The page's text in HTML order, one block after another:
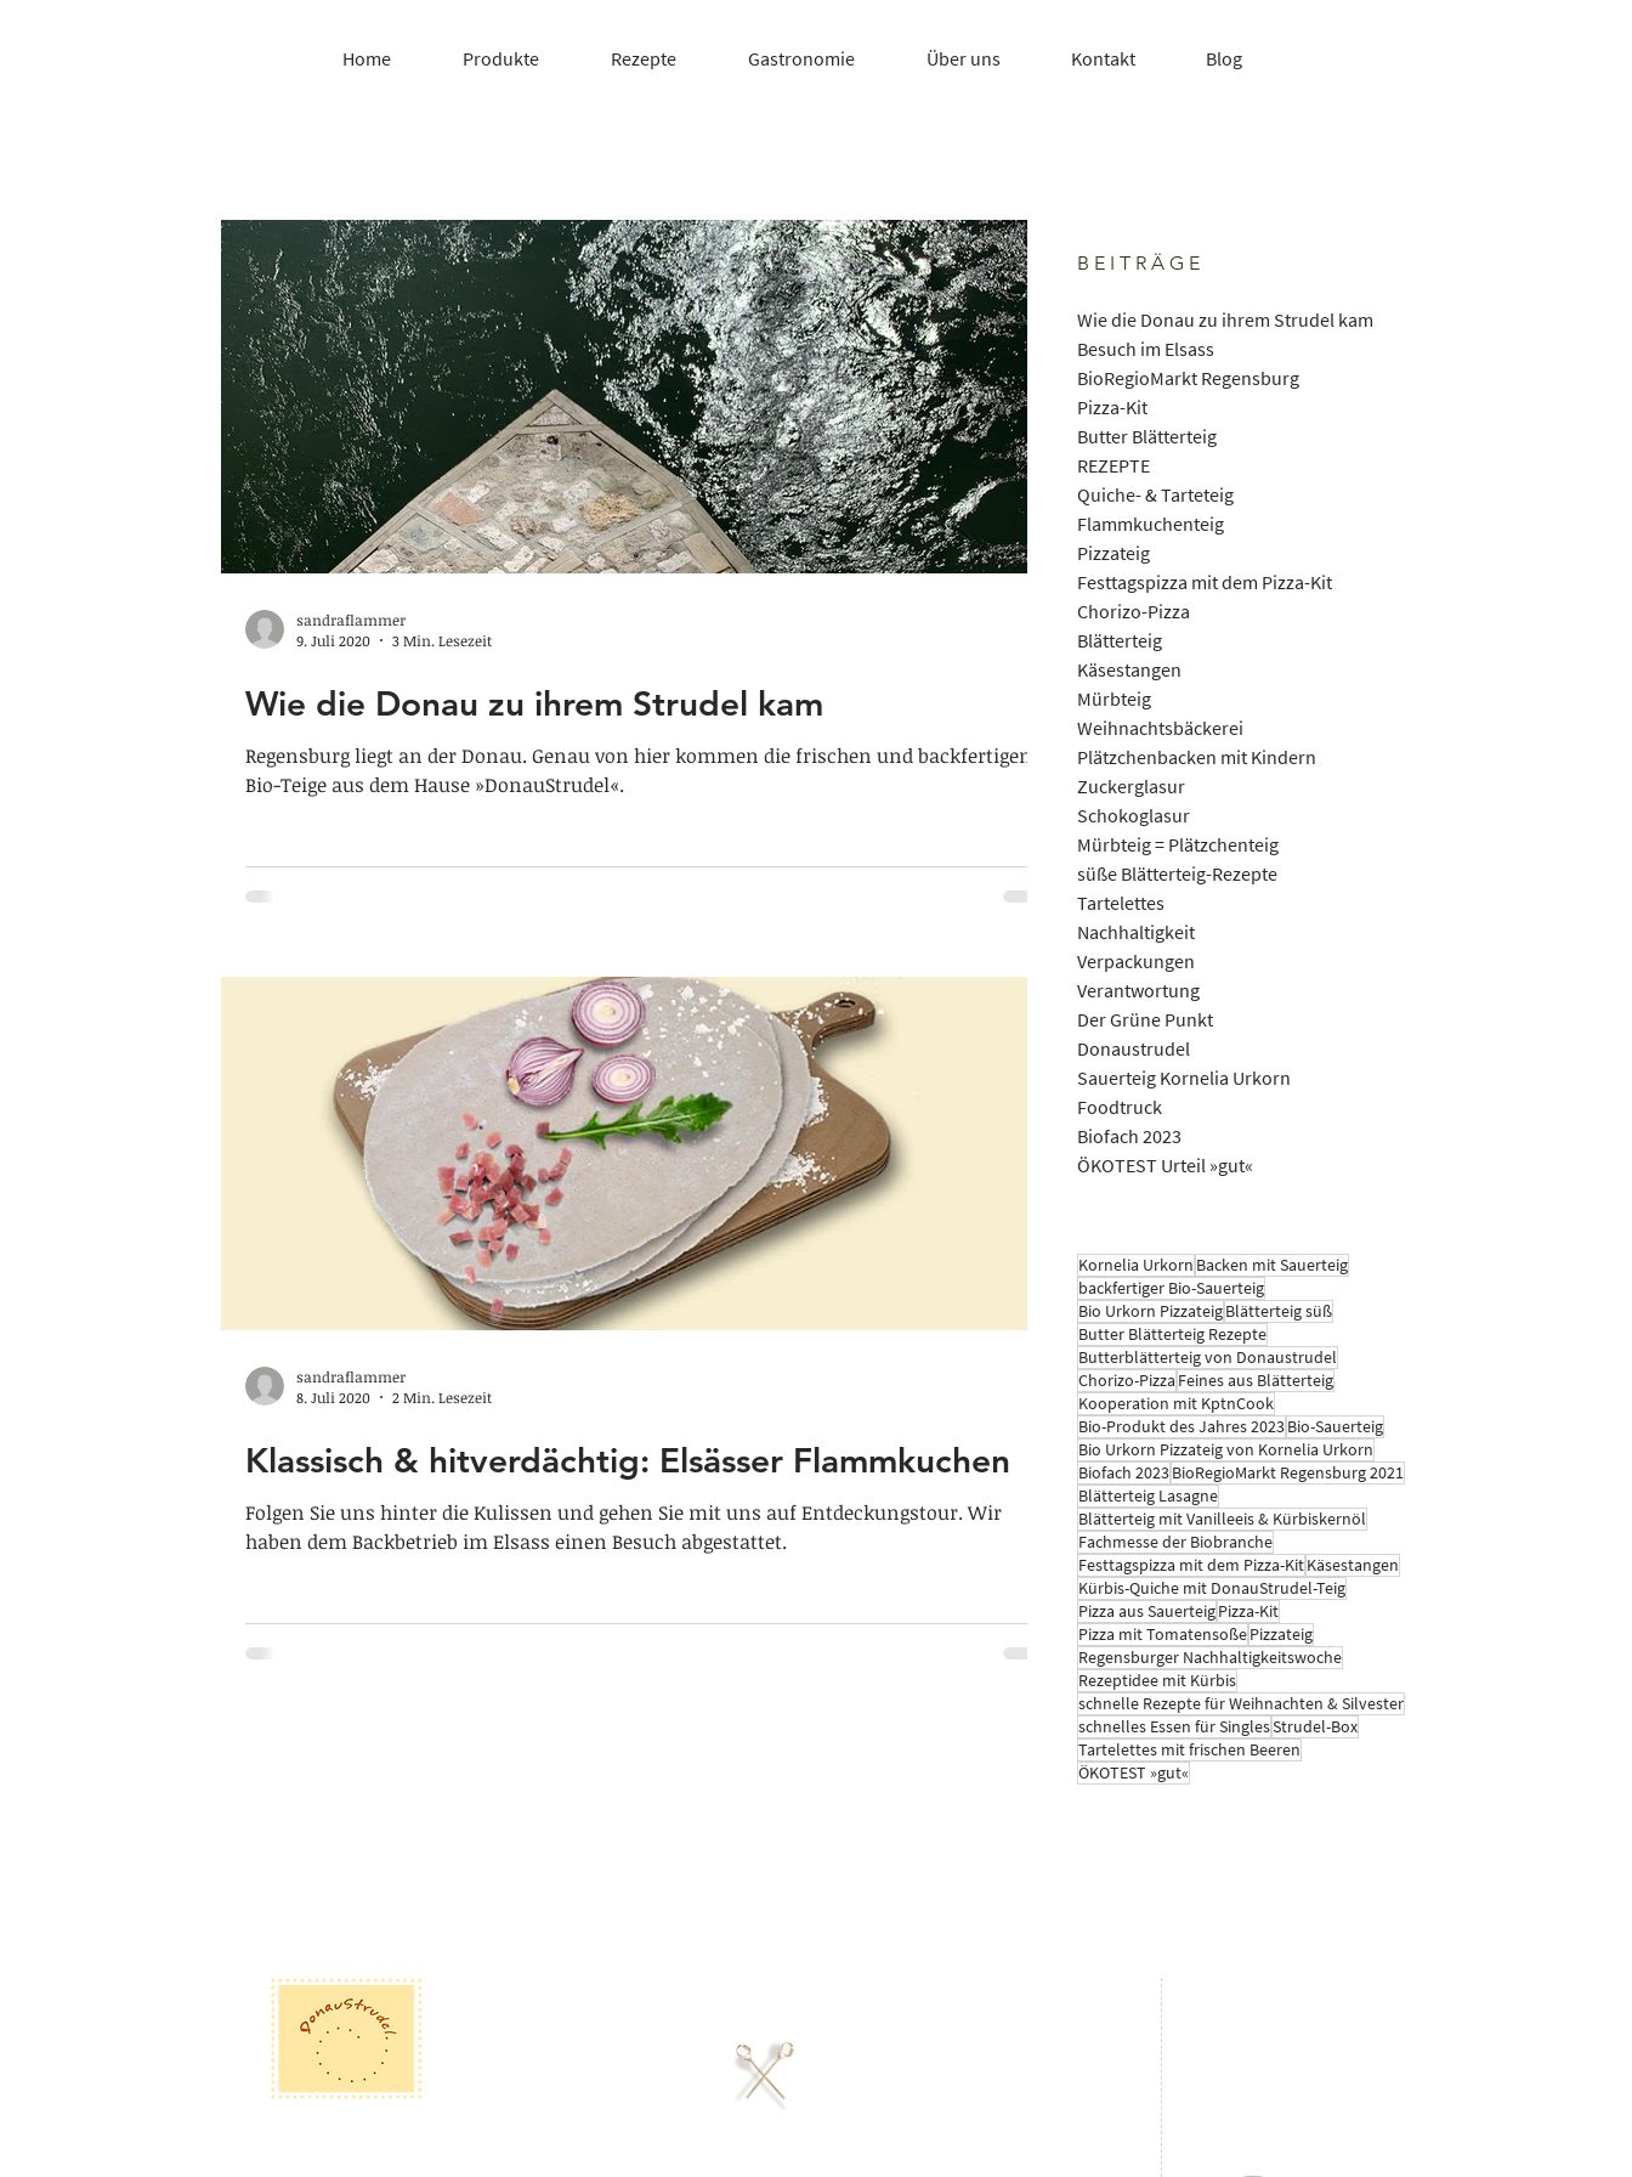
Home Produkte Rezepte Gastronomie Über uns Kontakt Blog
Wie die Donau zu ihrem Strudel kam
Regensburg liegt an der Donau. Genau von hier kommen die frischen und backfertigen
Bio-Teige aus dem Hause »DonauStrudel«.
sandraflammer
9. Juli 2020
3 Min. Lesezeit
Klassisch & hitverdächtig: Elsässer Flammkuchen
Folgen Sie uns hinter die Kulissen und gehen Sie mit uns auf Entdeckungstour. Wir
haben dem Backbetrieb im Elsass einen Besuch abgestattet.
sandraflammer
8. Juli 2020
2 Min. Lesezeit
BEITRÄGE
Wie die Donau zu ihrem Strudel kam
Besuch im Elsass
BioRegioMarkt Regensburg
Pizza-Kit
Butter Blätterteig
REZEPTE
Quiche- & Tarteteig
Flammkuchenteig
Pizzateig
Festtagspizza mit dem Pizza-Kit
Chorizo-Pizza
Blätterteig
Käsestangen
Mürbteig
Weihnachtsbäckerei
Plätzchenbacken mit Kindern
Zuckerglasur
Schokoglasur
Mürbteig = Plätzchenteig
süße Blätterteig-Rezepte
Tartelettes
Nachhaltigkeit
Verpackungen
Verantwortung
Der Grüne Punkt
Donaustrudel
Sauerteig Kornelia Urkorn
Foodtruck
Biofach 2023
ÖKOTEST Urteil »gut«
Kornelia Urkorn Backen mit Sauerteig
backfertiger Bio-Sauerteig
Bio Urkorn PizzateigBlätterteig süß
Butter Blätterteig Rezepte
Butterblätterteig von Donaustrudel
Chorizo-Pizza Feines aus Blätterteig
Kooperation mit KptnCook
Bio-Produkt des Jahres 2023Bio-Sauerteig
Bio Urkorn Pizzateig von Kornelia Urkorn
Biofach 2023BioRegioMarkt Regensburg 2021
Blätterteig Lasagne
Blätterteig mit Vanilleeis & Kürbiskernöl
Fachmesse der Biobranche
Festtagspizza mit dem Pizza-KitKäsestangen
Kürbis-Quiche mit DonauStrudel-Teig
Pizza aus SauerteigPizza-Kit
Pizza mit TomatensoßePizzateig
Regensburger Nachhaltigkeitswoche
Rezeptidee mit Kürbis
schnelle Rezepte für Weihnachten & Silvester
schnelles Essen für SinglesStrudel-Box
Tartelettes mit frischen Beeren
ÖKOTEST »gut«